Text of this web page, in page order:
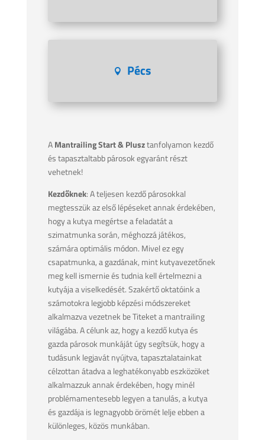
Pécs
AMantrailing Start & Plusztanfolyamon kezdő
és tapasztaltabb párosok egyaránt részt
vehetnek!
Kezdőknek: A teljesen kezdő párosokkal
megtesszük az első lépéseket annak érdekében,
hogy a kutya megértse a feladatát a
szimatmunka során, méghozzá játékos,
számára optimális módon. Mivel ez egy
csapatmunka, a gazdának, mint kutyavezetőnek
meg kell ismernie és tudnia kell értelmezni a
kutyája a viselkedését. Szakértő oktatóink a
számotokra legjobb képzési módszereket
alkalmazva vezetnek be Titeket a mantrailing
világába. A célunk az, hogy a kezdő kutya és
gazda párosok munkáját úgy segítsük, hogy a
tudásunk legjavát nyújtva, tapasztalatainkat
célzottan átadva a leghatékonyabb eszközöket
alkalmazzuk annak érdekében, hogy minél
problémamentesebb legyen a tanulás, a kutya
és gazdája is legnagyobb örömét lelje ebben a
különleges, közös munkában.